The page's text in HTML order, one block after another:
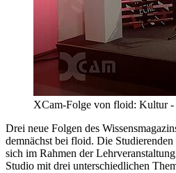
XCam-Folge von floid: Kultur
Drei neue Folgen des
demnächst bei floid. Die
sich im Rahmen der
Studio mit drei unterschiedlichen